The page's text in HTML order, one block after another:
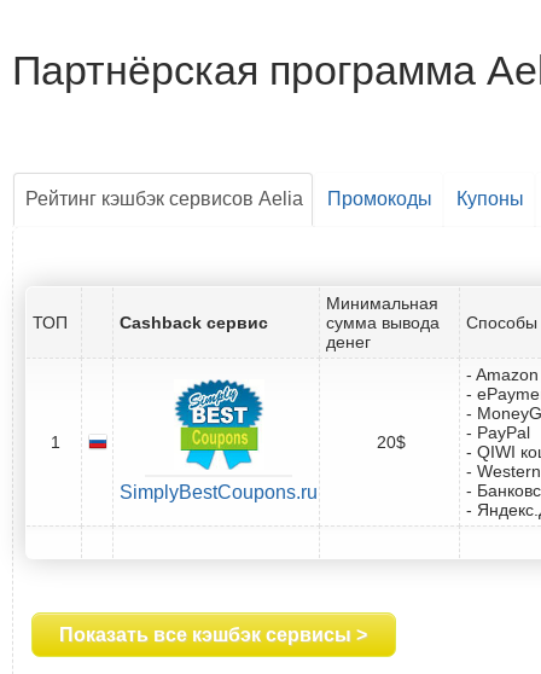
Партнёрская программа
Рейтинг кэшбэк сервисов Aelia Промокоды Купоны
ТОП Cashback сервис
Минимальная
сумма вывода
денег
Способы
1
SimplyBestCoupons.ru
20$
-
-
-
- PayPal
- QIWI
-
-
-
Показать все кэшбэк сервисы >